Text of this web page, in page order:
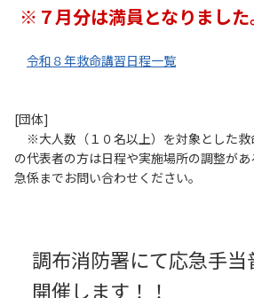
※７月分は満員となりました
令和８年救命講習日程一覧
[団体]
※大人数（１０名以上）を対象とした救
の代表者の方は日程や実施場所の調整が
急係までお問い合わせください。
調布消防署にて応急手当
開催します！！